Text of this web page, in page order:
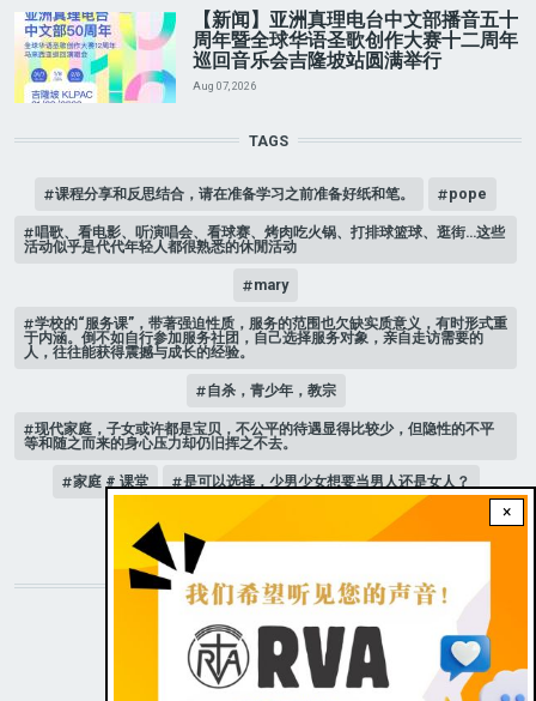
×
【新闻】亚洲真理电台中文部播音五十
周年暨全球华语圣歌创作大赛十二周年
巡回音乐会吉隆坡站圆满举行
Aug 07, 2026
TAGS
课程分享和反思结合，请在准备学习之前准备好纸和笔。 pope
唱歌、看电影、听演唱会、看球赛、烤肉吃火锅、打排球篮球、逛街…这些
活动似乎是代代年轻人都很熟悉的休閒活动
mary
学校的“服务课”，带著强迫性质，服务的范围也欠缺实质意义，有时形式重
于内涵。倒不如自行参加服务社团，自己选择服务对象，亲自走访需要的
人，往往能获得震撼与成长的经验。
自杀，青少年，教宗
现代家庭，子女或许都是宝贝，不公平的待遇显得比较少，但隐性的不平
等和随之而来的身心压力却仍旧挥之不去。
家庭 # 课堂 是可以选择，少男少女想要当男人还是女人？
STAY CONNECTED WITH US!